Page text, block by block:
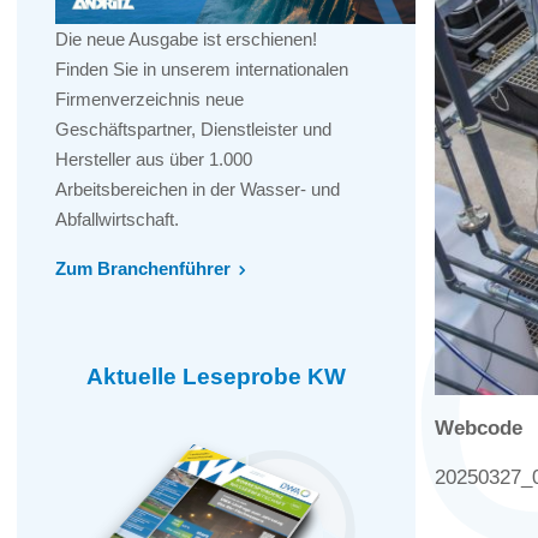
Webcode
Die neue Ausgabe ist erschienen!
Finden Sie in unserem internationalen
Firmenverzeichnis neue
Geschäftspartner, Dienstleister und
Hersteller aus über 1.000
Arbeitsbereichen in der Wasser- und
Abfallwirtschaft.
Zum Branchenführer
Aktuelle Leseprobe KW